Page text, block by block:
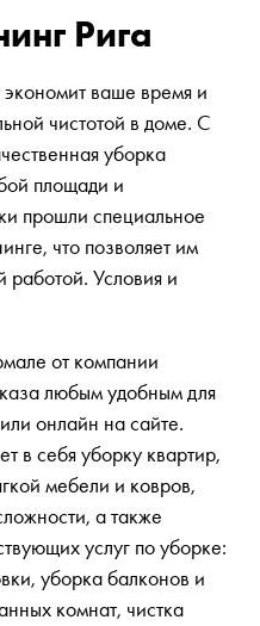
Рига
ваше время и
чистотой в доме. С
уборка
площади и
прошли специальное
что позволяет им
работой. Условия и
от компании
любым удобным для
онлайн на сайте.
в себя уборку квартир,
мебели и ковров,
а также
услуг по уборке:
уборка балконов и
комнат, чистка